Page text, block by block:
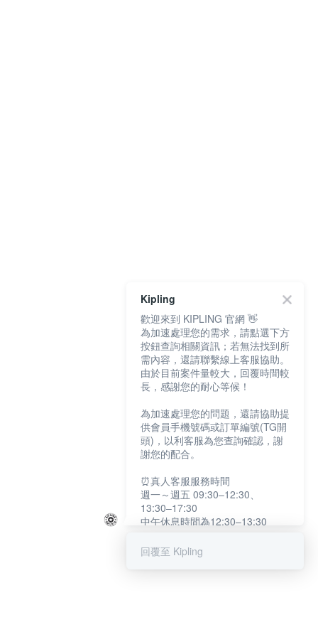
Kipling
歡迎來到 KIPLING 官網 👋
為加速處理您的需求，請點選下方
按鈕查詢相關資訊；若無法找到所
需內容，還請聯繫線上客服協助。
由於目前案件量較大，回覆時間較
長，感謝您的耐心等候！
為加速處理您的問題，還請協助提
供會員手機號碼或訂單編號(TG開
頭)，以利客服為您查詢確認，謝
謝您的配合。
⏰真人客服服務時間
週一～週五 09:30–12:30、
13:30–17:30
中午休息時間為12:30–13:30
提醒您：系統會自動已讀訊息，如
回覆至 Kipling